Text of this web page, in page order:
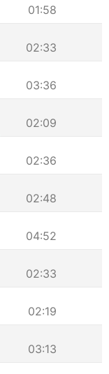
01:58
02:33
03:36
02:09
02:36
02:48
04:52
02:33
02:19
03:13